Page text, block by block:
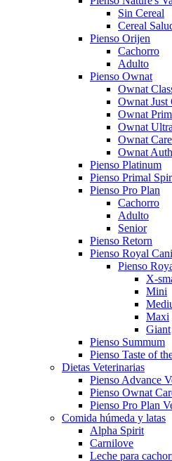
Sin Cereal
Cereal
Pienso Orijen
Cachorro
Adulto
Pienso Ownat
Ownat
Ownat Just
Ownat
Ownat Ultra
Ownat Care
Ownat
Pienso Platinum
Pienso Primal
Pienso Pro Plan
Cachorro
Adulto
Senior
Pienso Retorn
Pienso Royal
Pienso
X-
Mini
Maxi
Giant
Pienso Summum
Pienso Taste of
Dietas Veterinarias
Pienso Advance
Pienso Ownat
Pienso Pro Plan
Comida húmeda y latas
Alpha Spirit
Carnilove
Leche para